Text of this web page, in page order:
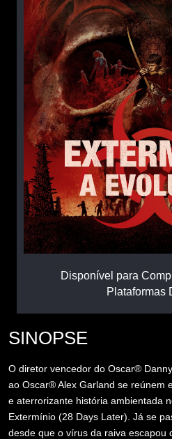
Disponível para
Plataformas
SINOPSE
O diretor vencedor do Oscar®
ao Oscar® Alex Garland se reúnem
e aterrorizante história ambientada
Extermínio (28 Days Later). Já se
desde que o vírus da raiva escapou